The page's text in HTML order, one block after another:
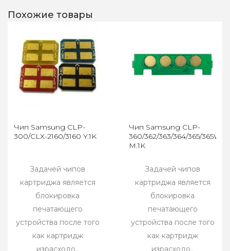
Похожие товары
Чип Samsung CLP-
300/CLX-2160/3160 Y.1K
Задачей чипов
картриджа является
блокировка
печатающего
устройства после того
как картридж
израсходо..
Чип Samsung CLP-
360/362/363/364/365/365W/
M.1K
Задачей чипов
картриджа является
блокировка
печатающего
устройства после того
как картридж
израсходо..